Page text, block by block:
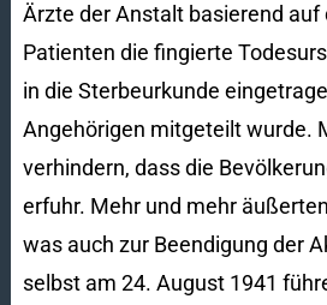
Ärzte der Anstalt basierend
Patienten die fingierte
in die Sterbeurkunde
Angehörigen mitgeteilt wurde.
verhindern, dass die
erfuhr. Mehr und mehr
was auch zur Beendigung der
selbst am 24. August 1941